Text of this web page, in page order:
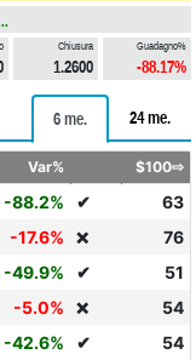
Chiusura
1.2600
Guadagno%
-88.17%
6 me. 24 me.
Var% $100⇨
-88.2% ✔
63
-17.6% ❌
76
-49.9% ✔
51
-5.0% ❌
54
-42.6% ✔
54